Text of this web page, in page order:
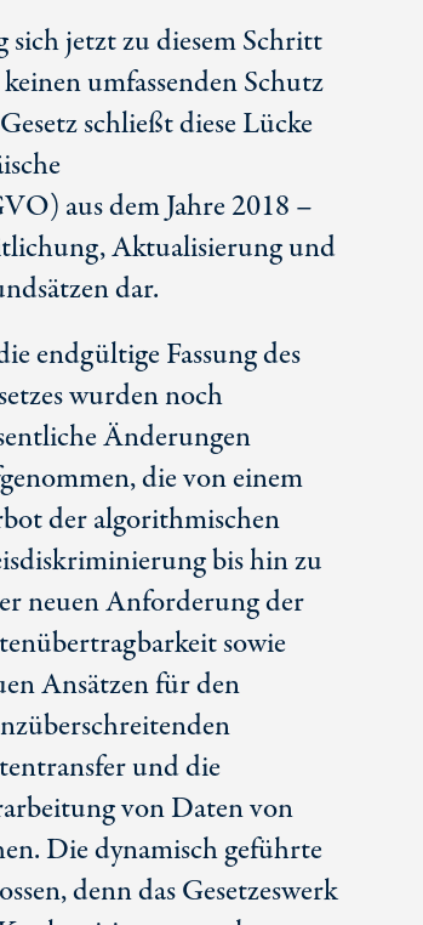
sich jetzt zu diesem Schritt
umfassenden Schutz
schließt diese Lücke
aus dem Jahre 2018 –
Aktualisierung und
dar.
endgültige Fassung des
wurden noch
Änderungen
die von einem
der algorithmischen
bis hin zu
neuen Anforderung der
sowie
Ansätzen für den
und die
von Daten von
Die dynamisch geführte
denn das Gesetzeswerk